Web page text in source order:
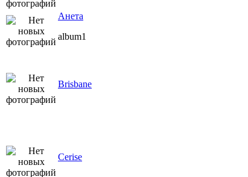
Анета
album1
Brisbane
Cerise